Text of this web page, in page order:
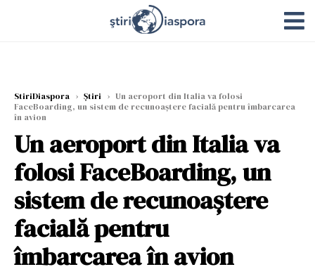
StiriDiaspora › Știri › Un aeroport din Italia va folosi
FaceBoarding, un sistem de recunoaștere facială pentru îmbarcarea
în avion
Un aeroport din Italia va
folosi FaceBoarding, un
sistem de recunoaștere
facială pentru
îmbarcarea în avion